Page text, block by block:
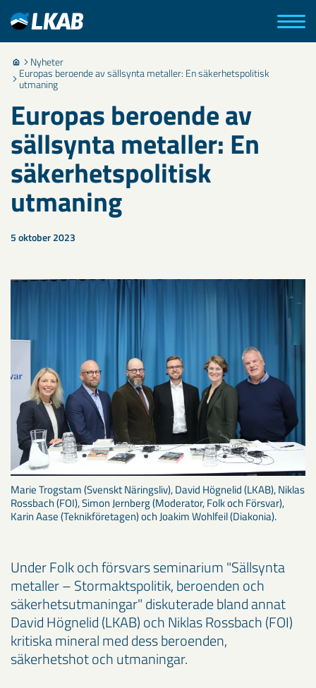
Nyheter
Europas beroende av sällsynta metaller: En säkerhetspolitisk
utmaning
Europas beroende av
sällsynta metaller: En
säkerhetspolitisk
utmaning
5 oktober 2023
Marie Trogstam (Svenskt Näringsliv), David Högnelid (LKAB), Niklas
Rossbach (FOI), Simon Jernberg (Moderator, Folk och Försvar),
Karin Aase (Teknikföretagen) och Joakim Wohlfeil (Diakonia).
Under Folk och försvars seminarium "Sällsynta
metaller – Stormaktspolitik, beroenden och
säkerhetsutmaningar" diskuterade bland annat
David Högnelid (LKAB) och Niklas Rossbach (FOI)
kritiska mineral med dess beroenden,
säkerhetshot och utmaningar.